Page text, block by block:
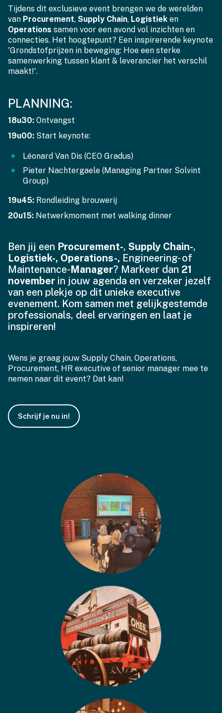
Tijdens dit exclusieve event brengen we de werelden
van Procurement, Supply Chain, Logistiek en
Operations samen voor een avond vol inzichten en
connecties. Het hoogtepunt? Een inspirerende keynote
'Grondstofprijzen in beweging: Hoe een sterke
samenwerking tussen klant & leverancier het verschil
maakt!'.
PLANNING:
18u30: Ontvangst
19u00: Start keynote:
Léonard Van Dis (CEO Gradus)
Pieter Nachtergaele (Managing Partner Solvint
Group)
19u45: Rondleiding brouwerij
20u15: Netwerkmoment met walking dinner
Ben jij een Procurement-, Supply Chain-,
Logistiek-, Operations-, Engineering- of
Maintenance- Manager? Markeer dan 21
november in jouw agenda en verzeker jezelf
van een plekje op dit unieke executive
evenement. Kom samen met gelijkgestemde
professionals, deel ervaringen en laat je
inspireren!
Wens je graag jouw Supply Chain, Operations,
Procurement, HR executive of senior manager mee te
nemen naar dit event? Dat kan!
Schrijf je nu in!